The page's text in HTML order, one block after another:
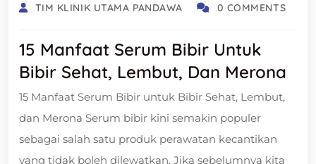
TIM KLINIK UTAMA PANDAWA 0 COMMENTS
15 Manfaat Serum Bibir Untuk
Bibir Sehat, Lembut, Dan Merona
15 Manfaat Serum Bibir untuk Bibir Sehat, Lembut,
dan Merona Serum bibir kini semakin populer
sebagai salah satu produk perawatan kecantikan
yang tidak boleh dilewatkan. Jika sebelumnya kita